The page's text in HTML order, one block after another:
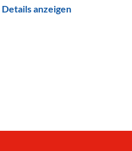
Details anzeigen